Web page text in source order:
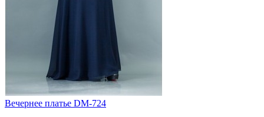
Вечернее платье DM-724